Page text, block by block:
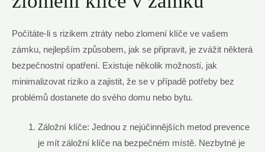
Počítáte-li s rizikem ztráty nebo zlomení klíče ve vašem
zámku, nejlepším způsobem, jak se připravit, je zvážit některá
bezpečnostní opatření. Existuje několik možností, jak
minimalizovat riziko a zajistit, že se v případě potřeby bez
problémů dostanete do svého domu nebo bytu.
Záložní klíče: Jednou z nejúčinnějších metod prevence
je mít záložní klíče na bezpečném místě. Nezbytné je